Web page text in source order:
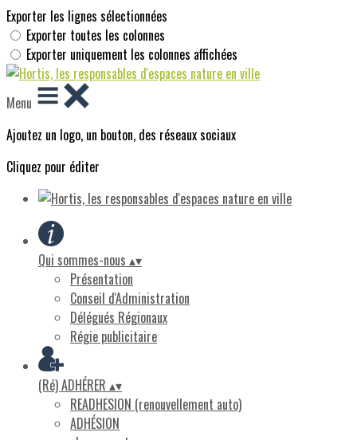
Exporter les lignes sélectionnées
Exporter toutes les colonnes
Exporter uniquement les colonnes affichées
Menu
Ajoutez un logo, un bouton, des réseaux sociaux
Cliquez pour éditer
Qui sommes-nous ▴▾
Présentation
Conseil d'Administration
Délégués Régionaux
Régie publicitaire
(Ré) ADHÉRER ▴▾
READHESION (renouvellement auto)
ADHÉSION